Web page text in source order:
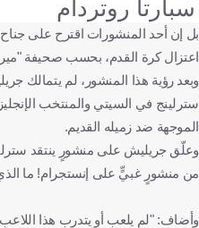
سبارتا روتردام
بل إن أحد المنشورات اقترح على
اعتزال كرة القدم، بحسب صحيفة
وبعد رؤية هذا المنشور، لم يتمالك
سترلينج في السيتي والمنتخب
الموجهة ضد زميله القديم.
وعلّق جريليش على منشورٍ ينتقد
من منشورٍ غبيٍّ على إنستجرام! ما
وأضاف: "لم يلعب أو يتدرب هذا